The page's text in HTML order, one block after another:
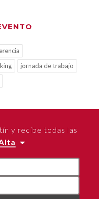
jornada de trabajo
y recibe todas las